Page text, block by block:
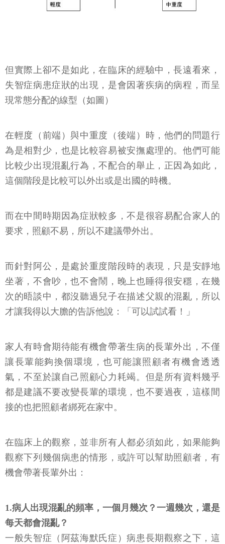
但實際上卻不是如此，在臨床的經驗中，長遠看來，
失智症病患症狀的出現，是會因著疾病的病程，而呈
現常態分配的線型（如圖）
在輕度（前端）與中重度（後端）時，他們的問題行
為是相對少，也是比較容易被安撫處理的。他們可能
比較少出現混亂行為，不配合的舉止，正因為如此，
這個階段是比較可以外出或是出國的時機。
而在中間時期因為症狀較多，不是很容易配合家人的
要求，照顧不易，所以不建議帶外出。
而針對阿公，是處於重度階段時的表現，只是安靜地
坐著，不會吵，也不會鬧，晚上也睡得很安穩，在幾
次的晤談中，都沒聽過兒子在描述父親的混亂，所以
才讓我得以大膽的告訴他說：「可以試試看！」
家人有時會期待能有機會帶著生病的長輩外出，不僅
讓長輩能夠換個環境，也可能讓照顧者有機會透透
氣，不至於讓自己照顧心力耗竭。但是所有資料幾乎
都是建議不要改變長輩的環境，也不要過夜，這樣間
接的也把照顧者綁死在家中。
在臨床上的觀察，並非所有人都必須如此，如果能夠
觀察下列幾個病患的情形，或許可以幫助照顧者，有
機會帶著長輩外出：
1.病人出現混亂的頻率，一個月幾次？一週幾次，還是
每天都會混亂？
一般失智症（阿茲海默氏症）病患長期觀察之下，這